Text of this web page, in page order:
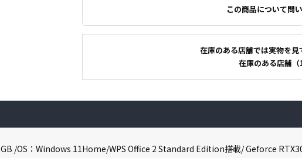
この商品について問
在庫のある店舗では実物を見
在庫のある店舗（
/OS：Windows 11Home/WPS Office 2 Standard Edition搭載/ Geforce